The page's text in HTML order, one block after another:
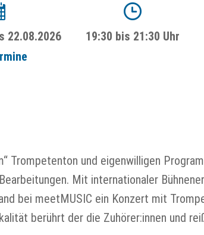
22.08.2026
19:30 bis 21:30 Uhr
Trompetenton und eigenwilligen
Mit internationaler
bei meetMUSIC ein Konzert mit
berührt der die Zuhörer:innen und